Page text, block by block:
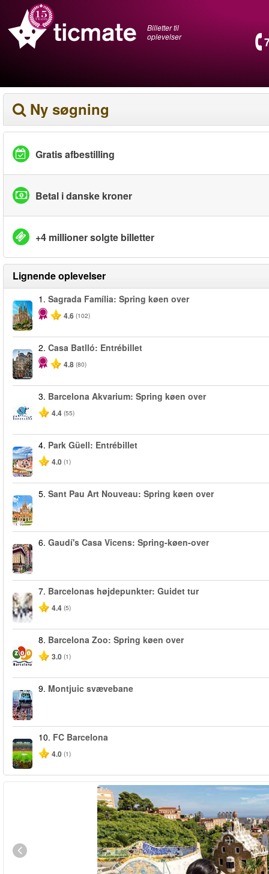
Billetter til
oplevelser
Ny søgning
Gratis afbestilling
Betal i danske kroner
+4 millioner solgte billetter
Lignende oplevelser
1. Sagrada Família: Spring køen over
4.6 (102)
2. Casa Batlló: Entrébillet
4.8 (80)
3. Barcelona Akvarium: Spring køen over
4.4 (55)
4. Park Güell: Entrébillet
4.0 (1)
5. Sant Pau Art Nouveau: Spring køen over
6. Gaudí's Casa Vicens: Spring-køen-over
7. Barcelonas højdepunkter: Guidet tur
4.4 (5)
8. Barcelona Zoo: Spring køen over
3.0 (1)
9. Montjuic svævebane
10. FC Barcelona
4.0 (1)